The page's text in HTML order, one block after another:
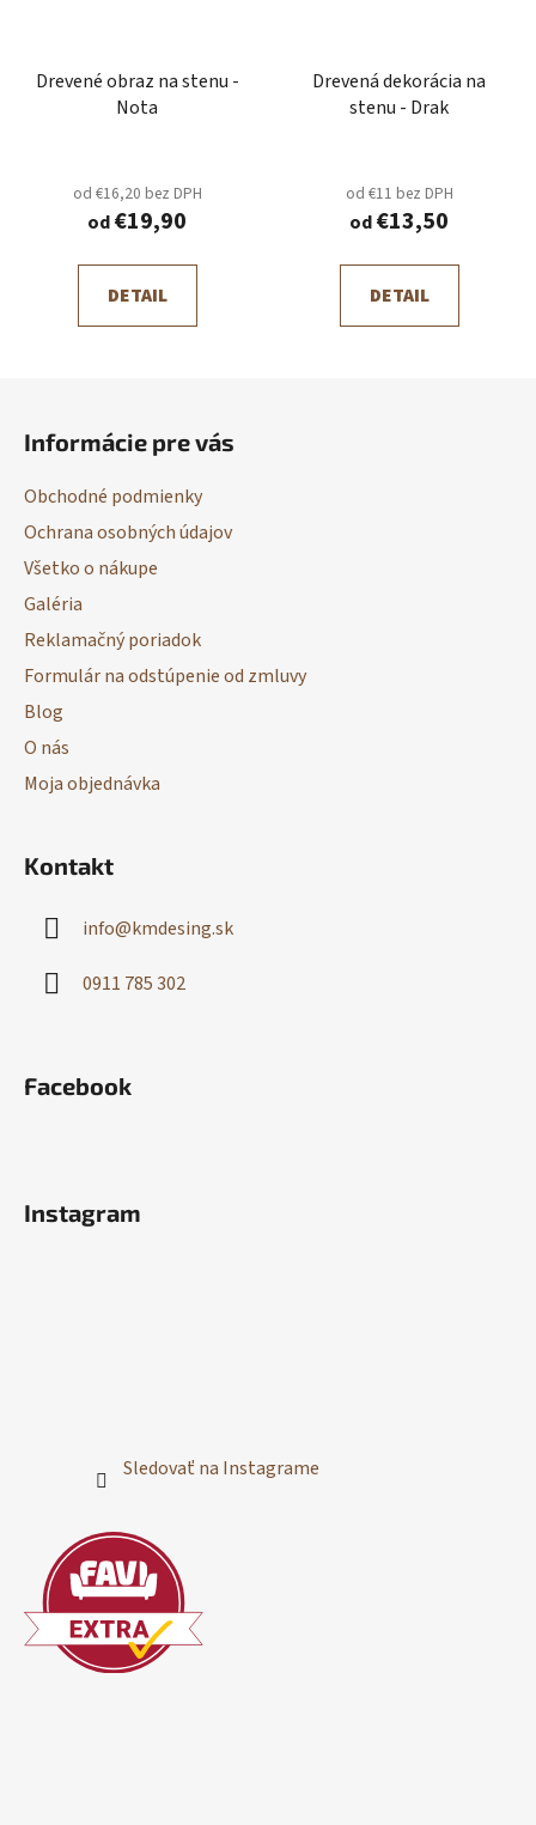
Drevené obraz na stenu -
Nota
od €16,20 bez DPH
od€19,90
DETAIL
Drevená dekorácia na
stenu - Drak
od €11 bez DPH
od€13,50
DETAIL
Informácie pre vás
Obchodné podmienky
Ochrana osobných údajov
Všetko o nákupe
Galéria
Reklamačný poriadok
Formulár na odstúpenie od zmluvy
Blog
O nás
Moja objednávka
Kontakt
info@kmdesing.sk
0911 785 302
Facebook
Instagram
Sledovať na Instagrame